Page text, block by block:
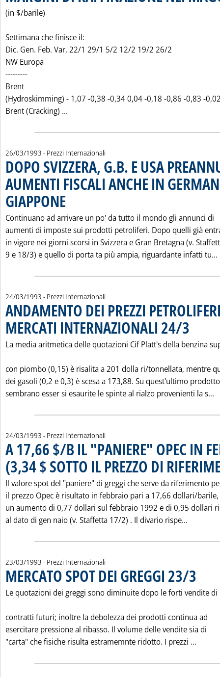
(in $/barile)
Settimana che finisce il:
Dic. Gen. Feb. Var. 22/1 29/1 5/2 12/2 19/2 26/2
NW Europa
---------
Brent
(Hydroskimming) - 1,07 -0,38 -0,34 0,04 -0,18 -0,86 -0,83 -
Brent (Cracking) ...
26/03/1993 - Prezzi Internazionali
DOPO SVIZZERA, G.B. E USA
AUMENTI FISCALI ANCHE IN
GIAPPONE
Continuano ad arrivare un po' da tutto il mondo gli annunci di
aumenti di imposte sui prodotti petroliferi. Dopo quelli già
in vigore nei giorni scorsi in Svizzera e Gran Bretagna (v.
9 e 18/3) e quello di porta ta più ampia, riguardante infatti tu...
24/03/1993 - Prezzi Internazionali
ANDAMENTO DEI PREZZI
MERCATI INTERNAZIONALI 24/3
La media aritmetica delle quotazioni Cif Platt's della benzina
con piombo (0,15) è risalita a 201 dolla ri/tonnellata, mentre
dei gasoli (0,2 e 0,3) è scesa a 173,88. Su quest'ultimo prodotto
sembrano esser si esaurite le spinte al rialzo provenienti la s...
24/03/1993 - Prezzi Internazionali
A 17,66 $/B IL "PANIERE" OPEC IN
(3,34 $ SOTTO IL PREZZO DI
Il valore spot del "paniere" di greggi che serve da riferimento
il prezzo Opec è risultato in febbraio pari a 17,66 dollari/
un aumento di 0,77 dollari sul febbraio 1992 e di 0,95 dollari
al dato di gen naio (v. Staffetta 17/2) . Il divario rispe...
23/03/1993 - Prezzi Internazionali
MERCATO SPOT DEI GREGGI 23/3
Le quotazioni dei greggi sono diminuite dopo le forti vendite di
contratti futuri; inoltre la debolezza dei prodotti continua ad
esercitare pressione al ribasso. Il volume delle vendite sia di
"carta" che fisiche risulta estramemnte ridotto. I prezzi ...